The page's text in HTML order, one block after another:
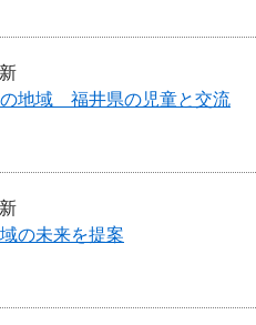
地域 福井県の児童と交流
の未来を提案